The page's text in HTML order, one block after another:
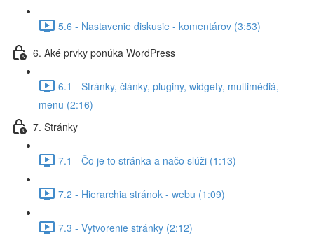
5.6 - Nastavenie diskusie - komentárov (3:53)
6. Aké prvky ponúka WordPress
6.1 - Stránky, články, pluginy, widgety, multimédiá,
menu (2:16)
7. Stránky
7.1 - Čo je to stránka a načo slúži (1:13)
7.2 - Hierarchia stránok - webu (1:09)
7.3 - Vytvorenie stránky (2:12)